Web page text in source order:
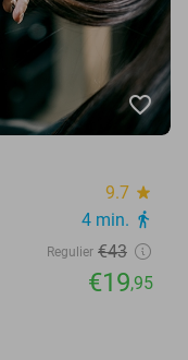
favorite_border
9.7 star
4 min. directions_walk
Regulier €43
€19,95